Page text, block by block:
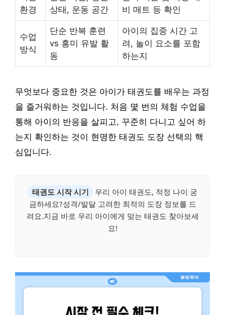
환경
상태, 운동 공간
비 매트 등 확인
수업
방식
단순 반복 훈련
vs 흥미 유발 활
동
아이의 집중 시간 고
려, 놀이 요소를 포함
하는지
무엇보다 중요한 것은 아이가 태권도를 배우는 과정
을 즐거워하는 것입니다. 처음 몇 번의 체험 수업을
통해 아이의 반응을 살피고, 꾸준히 다니고 싶어 하
는지 확인하는 것이 현명한 태권도 도장 선택의 핵
심입니다.
태권도 시작 시기
우리 아이 태권도, 적정 나이 궁
금하세요?성격/발달 고려한 최적의 도장 정보를 드
려요.지금 바로 우리 아이에게 맞는 태권도 찾아보세
요!